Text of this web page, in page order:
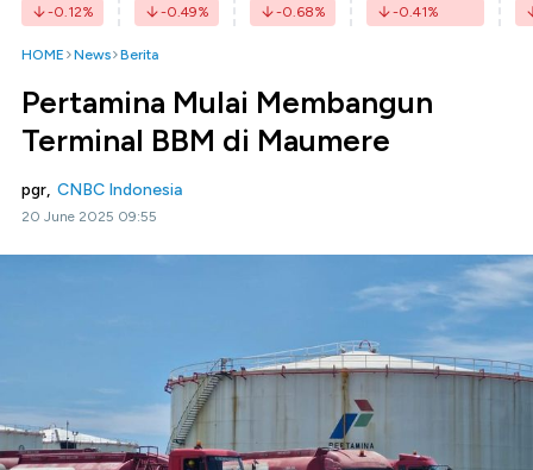
-0.12% -0.49% -0.68% -0.41%
HOME News Berita
Pertamina Mulai Membangun
Terminal BBM di Maumere
pgr, CNBC Indonesia
20 June 2025 09:55